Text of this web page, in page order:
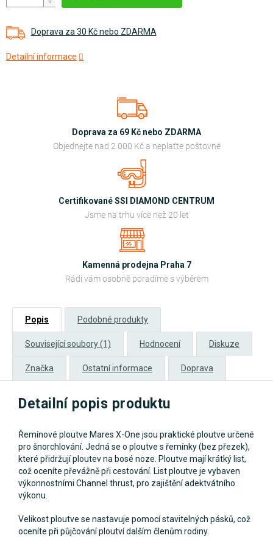
Doprava za 30 Kč nebo ZDARMA
Detailní informace
Doprava za 69 Kč nebo ZDARMA
Objednejte nad 2 000 Kč a neplaťte poštovné
Certifikované SSI DIAMOND CENTRUM
Jsme na trhu více než 20 let
Kamenná prodejna Praha 7
Rádi vám osobně poradíme s výběrem
Popis Podobné produkty
Související soubory (1) Hodnocení Diskuze
Značka Ostatní informace Doprava
Detailní popis produktu
Řemínové ploutve Mares X-One jsou praktické ploutve určené
pro šnorchlování. Jedná se o ploutve s řemínky (bez přezek),
které přidržují ploutev na bosé noze. Ploutve mají krátký list,
což oceníte převážně při cestování. List ploutve je vybaven
výkonnostními Channel thrust, pro zajištění adektvátního
výkonu.
Velikost ploutve se nastavuje pomocí stavitelných pásků, což
oceníte při půjčování ploutví dalším členům rodiny.